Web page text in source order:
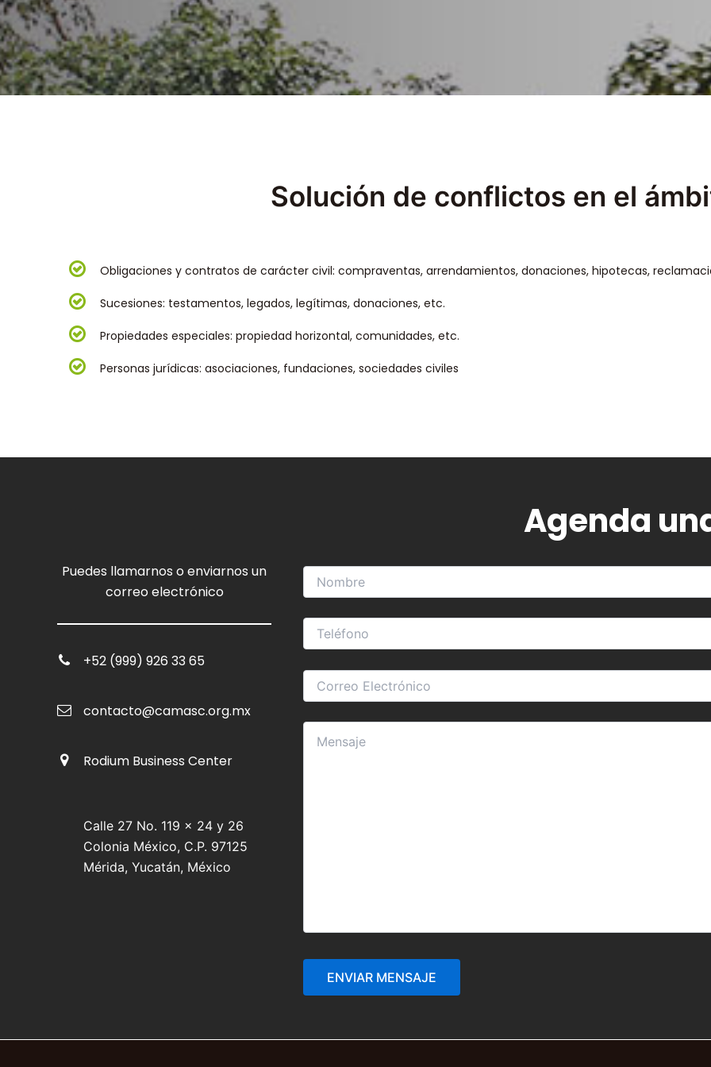
Solución de conflictos en el
Obligaciones y contratos de carácter civil: compraventas, arrendamientos, donaciones, hipotecas,
Sucesiones: testamentos, legados, legítimas, donaciones, etc.
Propiedades especiales: propiedad horizontal, comunidades, etc.
Personas jurídicas: asociaciones, fundaciones, sociedades civiles
Puedes llamarnos o enviarnos un
correo electrónico
+52 (999) 926 33 65
contacto@camasc.org.mx
Rodium Business Center
Calle 27 No. 119 x 24 y 26
Colonia México, C.P. 97125
Mérida, Yucatán, México
Agenda